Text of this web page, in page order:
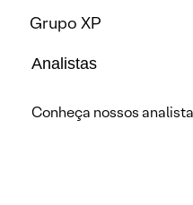
Grupo XP
Analistas
Conheça nossos